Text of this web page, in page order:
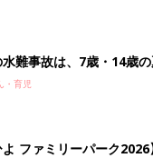
難事故は、7歳・14歳
門家】
・育児
よ ファミリーパーク